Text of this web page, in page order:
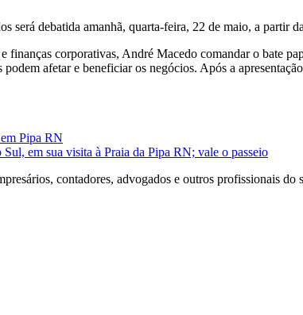
será debatida amanhã, quarta-feira, 22 de maio, a partir
finanças corporativas, André Macedo comandar o bate
podem afetar e beneficiar os negócios. Após a
Pipa RN
em sua visita à Praia da Pipa RN; vale o passeio
contadores, advogados e outros profissionais